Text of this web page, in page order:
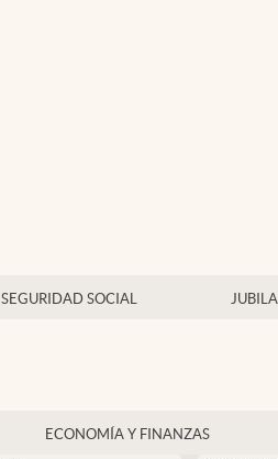
SEGURIDAD SOCIAL
ECONOMÍA Y FINANZAS